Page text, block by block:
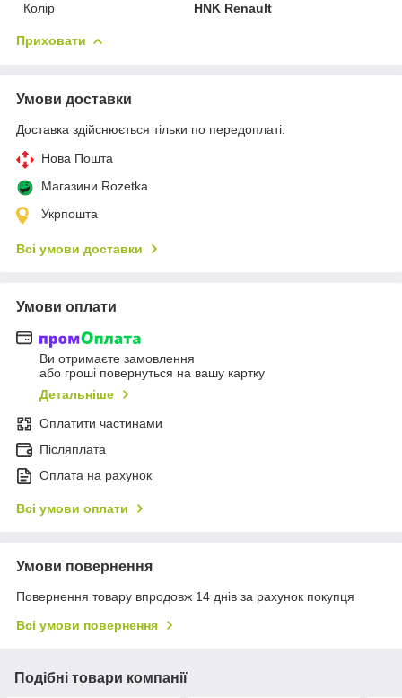
Колір
HNK Renault
Приховати
Умови доставки
Доставка здійснюється тільки по передоплаті.
Нова Пошта
Магазини Rozetka
Укрпошта
Всі умови доставки
Умови оплати
Ви отримаєте замовлення
або гроші повернуться на вашу картку
Детальніше
Оплатити частинами
Післяплата
Оплата на рахунок
Всі умови оплати
Умови повернення
Повернення товару впродовж 14 днів за рахунок покупця
Всі умови повернення
Подібні товари компанії